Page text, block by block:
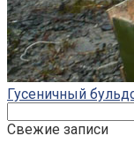
Гусеничный
Свежие записи